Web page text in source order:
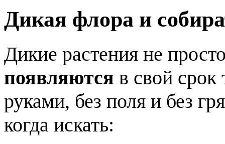
Дикая флора и
Дикие растения не
появляются в свой срок
руками, без поля и без
когда искать: